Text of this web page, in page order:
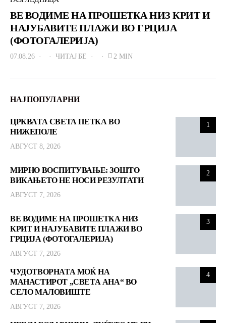
ВЕ ВОДИМЕ НА ПРОШЕТКА НИЗ КРИТ И
НАЈУБАВИТЕ ПЛАЖИ ВО ГРЦИЈА
(ФОТОГАЛЕРИЈА)
07.08.26 ЧИТАЈ БЕ 2 MIN
НАЈПОПУЛАРНИ
1
ЦРКВАТА СВЕТА ПЕТКА ВО
НИЖЕПОЛЕ
АВГУСТ 8, 2026
2
МИРНО ВОСПИТУВАЊЕ: ЗОШТО
ВИКАЊЕТО НЕ НОСИ РЕЗУЛТАТИ
АВГУСТ 7, 2026
3
ВЕ ВОДИМЕ НА ПРОШЕТКА НИЗ
КРИТ И НАЈУБАВИТЕ ПЛАЖИ ВО
ГРЦИЈА (ФОТОГАЛЕРИЈА)
АВГУСТ 7, 2026
4
ЧУДОТВОРНАТА МОЌ НА
МАНАСТИРОТ „СВЕТА АНА“ ВО
СЕЛО МАЛОВИШТЕ
АВГУСТ 7, 2026